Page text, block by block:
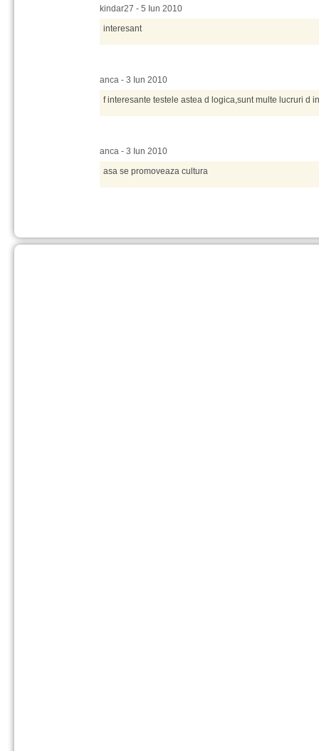
kindar27 - 5 Iun 2010
interesant
anca - 3 Iun 2010
f interesante testele astea d logica,sunt multe lucruri d
anca - 3 Iun 2010
asa se promoveaza cultura